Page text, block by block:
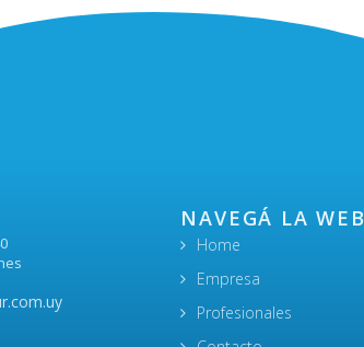
NAVEGÁ LA WEB
Home
Empresa
Profesionales